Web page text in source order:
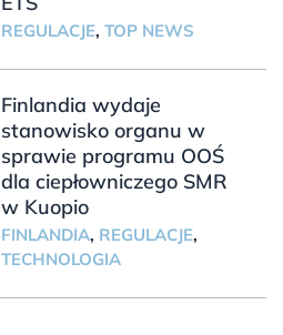
REGULACJE, TOP NEWS
Finlandia wydaje
stanowisko organu w
sprawie programu OOŚ
dla ciepłowniczego SMR
w Kuopio
FINLANDIA, REGULACJE,
TECHNOLOGIA